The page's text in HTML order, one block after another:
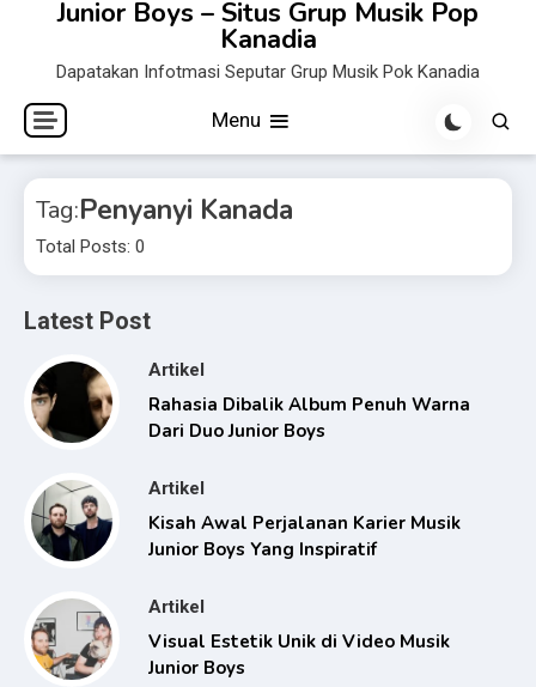
content
Junior Boys – Situs Grup Musik Pop
Kanadia
Dapatakan Infotmasi Seputar Grup Musik Pok Kanadia
Menu
Tag:Penyanyi Kanada
Total Posts: 0
Latest Post
Artikel
Rahasia Dibalik Album Penuh Warna
Dari Duo Junior Boys
Artikel
Kisah Awal Perjalanan Karier Musik
Junior Boys Yang Inspiratif
Artikel
Visual Estetik Unik di Video Musik
Junior Boys